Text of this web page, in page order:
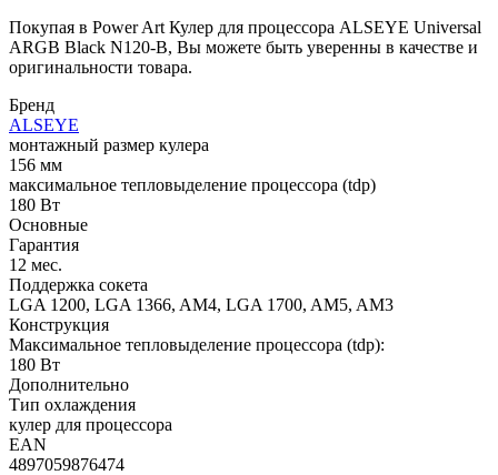
Покупая в Power Art Кулер для процессора ALSEYE Universal
ARGB Black N120-B, Вы можете быть уверенны в качестве и
оригинальности товара.
Бренд
ALSEYE
монтажный размер кулера
156 мм
максимальное тепловыделение процессора (tdp)
180 Вт
Основные
Гарантия
12 мес.
Поддержка сокета
LGA 1200, LGA 1366, AM4, LGA 1700, AM5, AM3
Конструкция
Максимальное тепловыделение процессора (tdp):
180 Вт
Дополнительно
Тип охлаждения
кулер для процессора
EAN
4897059876474